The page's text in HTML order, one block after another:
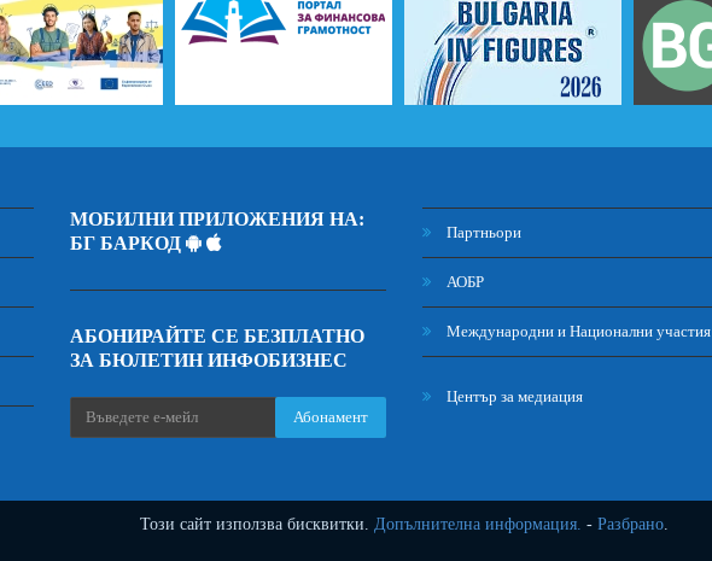
Този сайт използва бисквитки. Допълнителна информация. - Разбрано.
МОБИЛНИ ПРИЛОЖЕНИЯ НА:
БГ БАРКОД
АБОНИРАЙТЕ СЕ БЕЗПЛАТНО
ЗА БЮЛЕТИН ИНФОБИЗНЕС
Абонамент
Партньори
АОБР
Международни и Национални участия
Център за медиация